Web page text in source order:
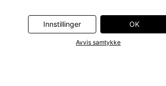
Innstillinger OK
Avvis samtykke